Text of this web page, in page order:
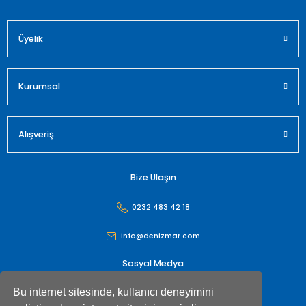
Bu internet sitesinde, kullanıcı deneyimini
Üyelik
Kurumsal
Alışveriş
Bize Ulaşın
0232 483 42 18
info@denizmar.com
Sosyal Medya